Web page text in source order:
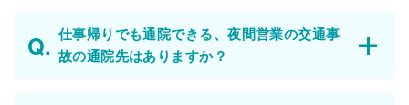
仕事帰りでも通院できる、夜間営業の交通事
故の通院先はありますか？